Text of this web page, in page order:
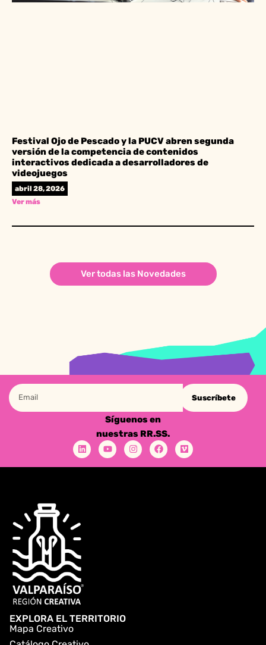
Festival Ojo de Pescado y la PUCV abren segunda
versión de la competencia de contenidos
interactivos dedicada a desarrolladores de
videojuegos
abril 28, 2026
Ver más
Ver todas las Novedades
Suscríbete
Síguenos en
nuestras RR.SS.
EXPLORA EL TERRITORIO
Mapa Creativo